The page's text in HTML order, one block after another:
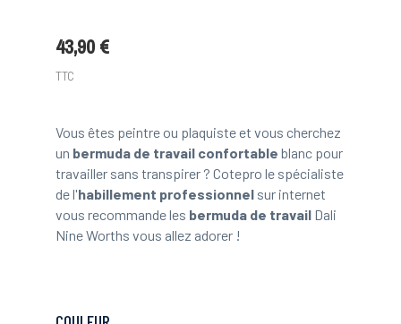
43,90 €
TTC
Vous êtes peintre ou plaquiste et vous cherchez
un bermuda de travail confortable blanc pour
travailler sans transpirer ? Cotepro le spécialiste
de l'habillement professionnelsur internet
vous recommande les bermuda de travailDali
Nine Worths vous allez adorer !